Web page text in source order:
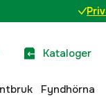
Kataloger
Fyndhörna